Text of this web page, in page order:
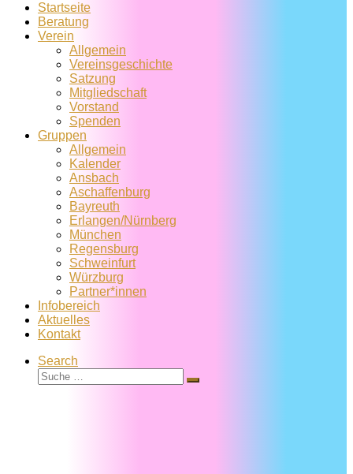
Startseite
Beratung
Verein
Allgemein
Vereins­geschichte
Satzung
Mitglied­schaft
Vorstand
Spenden
Gruppen
Allgemein
Kalender
Ansbach
Aschaffenburg
Bayreuth
Erlangen/Nürnberg
München
Regensburg
Schweinfurt
Würzburg
Partner*innen
Infobereich
Aktuelles
Kontakt
Search
Suche
Suche